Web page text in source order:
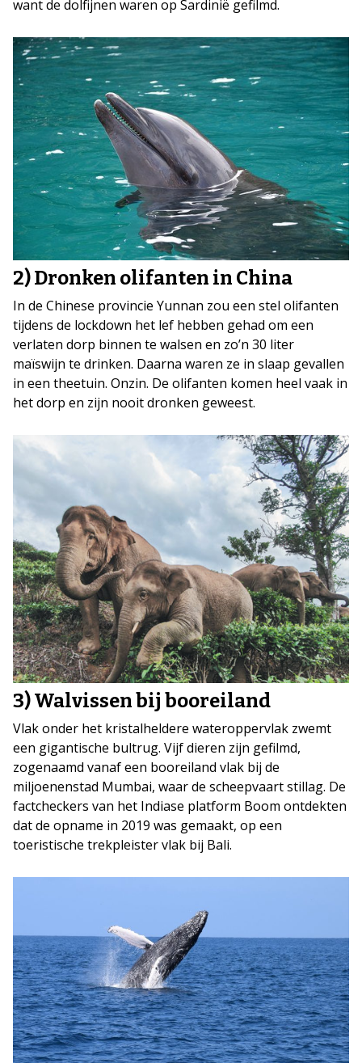
want de dolfijnen waren op Sardinië gefilmd.
2) Dronken olifanten in China
In de Chinese provincie Yunnan zou een stel olifanten
tijdens de lockdown het lef hebben gehad om een
verlaten dorp binnen te walsen en zo’n 30 liter
maïswijn te drinken. Daarna waren ze in slaap gevallen
in een theetuin. Onzin. De olifanten komen heel vaak in
het dorp en zijn nooit dronken geweest.
3) Walvissen bij booreiland
Vlak onder het kristalheldere wateroppervlak zwemt
een gigantische bultrug. Vijf dieren zijn gefilmd,
zogenaamd vanaf een booreiland vlak bij de
miljoenenstad Mumbai, waar de scheepvaart stillag. De
factcheckers van het Indiase platform Boom ontdekten
dat de opname in 2019 was gemaakt, op een
toeristische trekpleister vlak bij Bali.